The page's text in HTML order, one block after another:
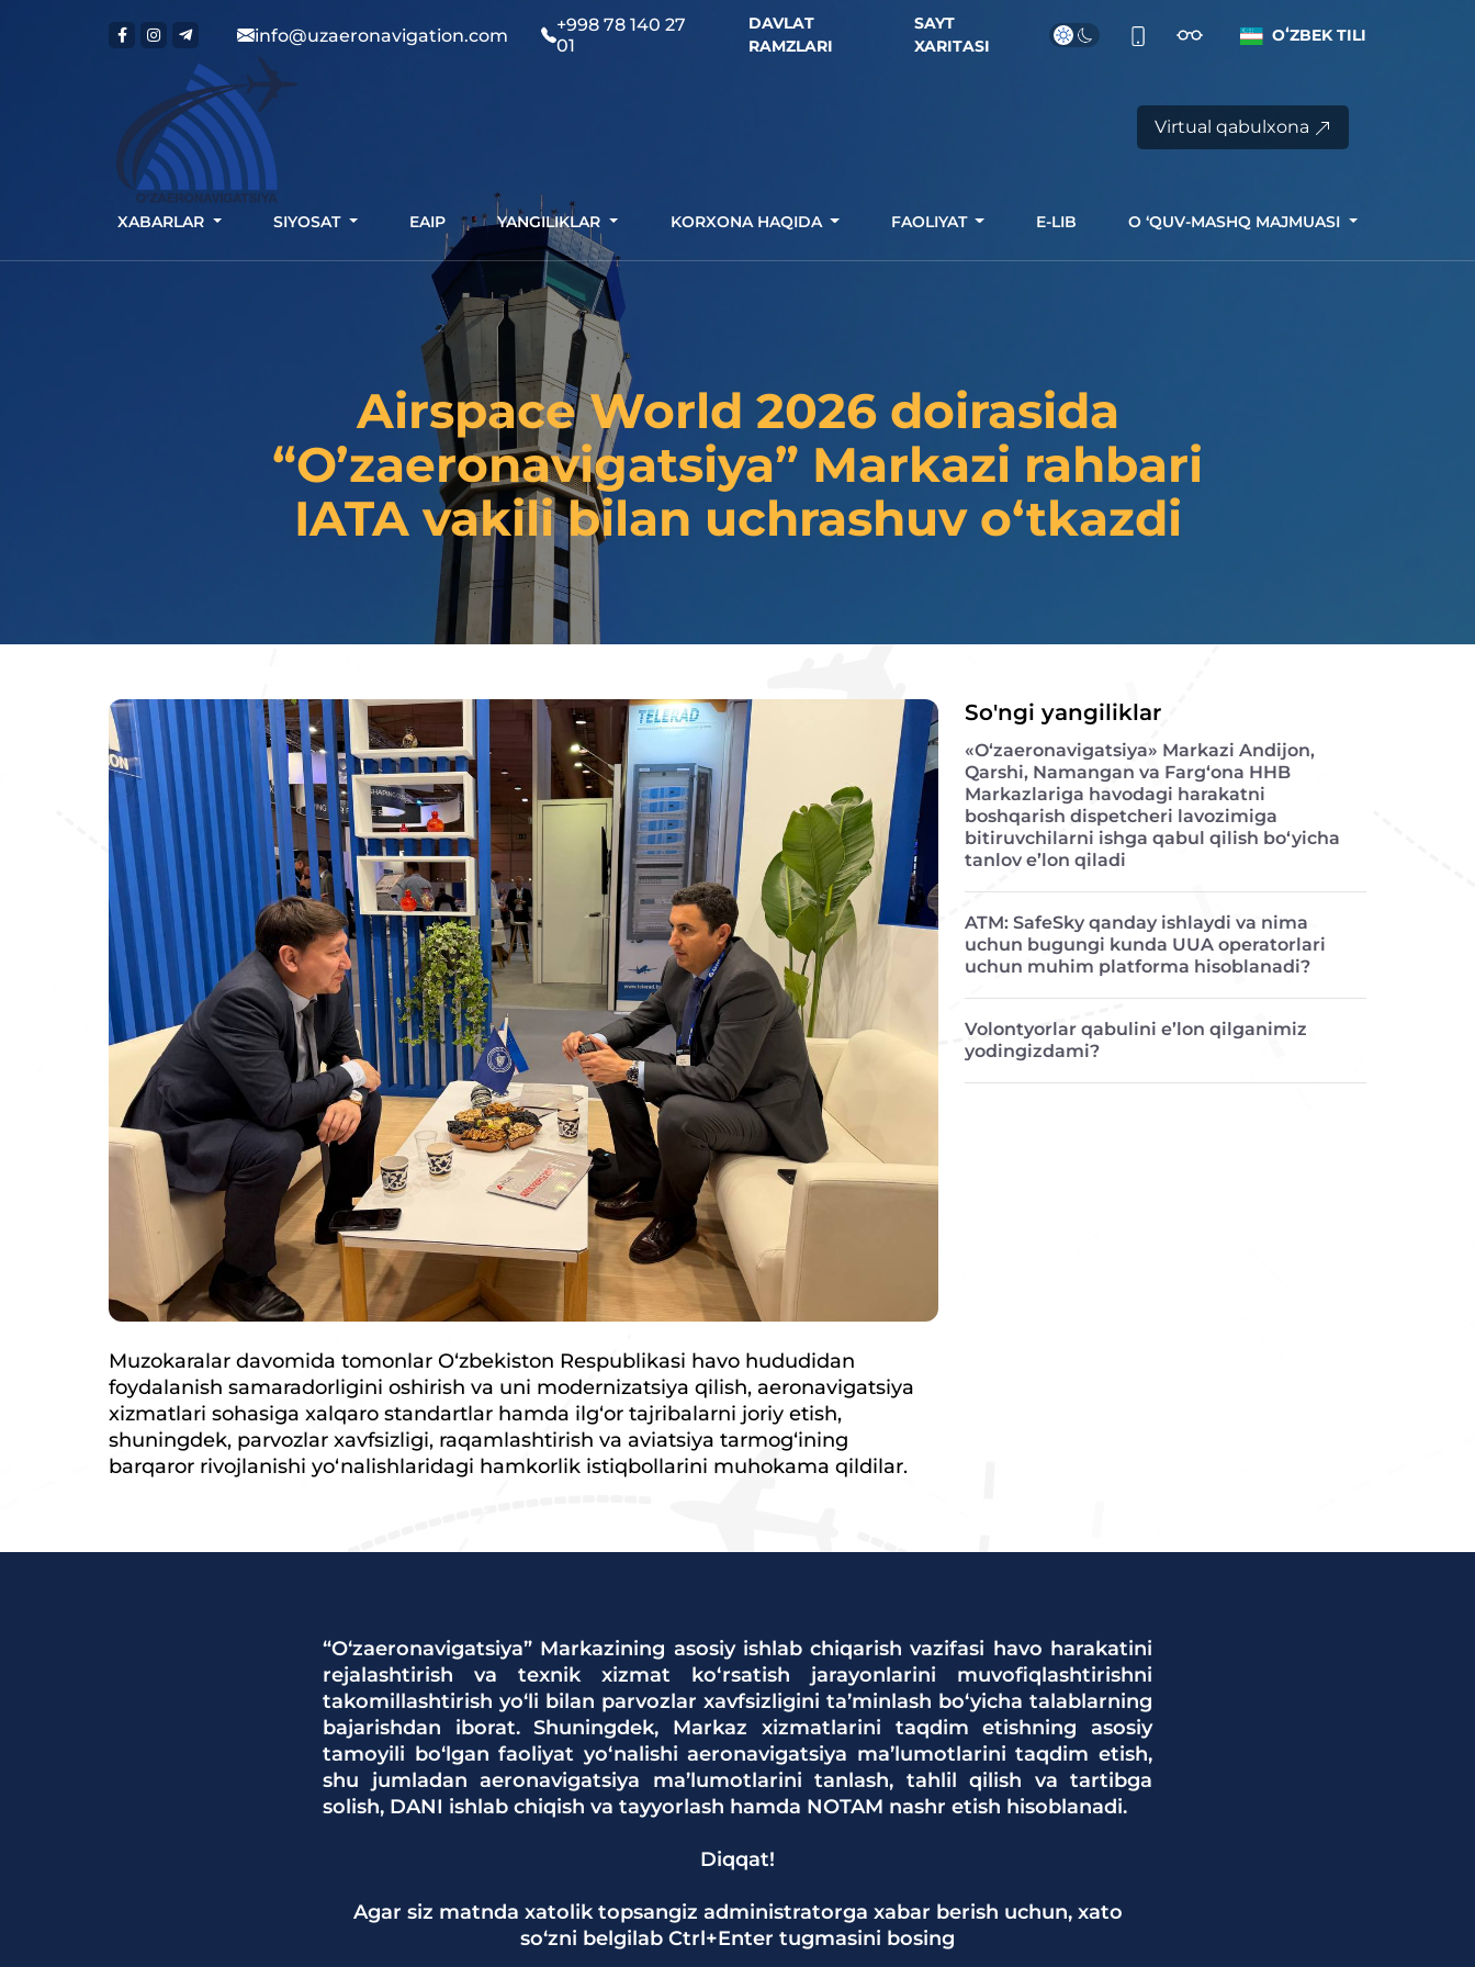
info@uzaeronavigation.com
+998 78 140 27
01
DAVLAT
RAMZLARI
SAYT
XARITASI
OʻZBEK TILI
Virtual qabulxona
XABARLAR SIYOSAT EAIP YANGILIKLAR KORXONA HAQIDA FAOLIYAT E-LIB O ‘QUV-MASHQ MAJMUASI
Airspace World 2026 doirasida
“O’zaeronavigatsiya” Markazi rahbari
IATA vakili bilan uchrashuv o‘tkazdi
Muzokaralar davomida tomonlar O‘zbekiston Respublikasi havo hududidan
foydalanish samaradorligini oshirish va uni modernizatsiya qilish, aeronavigatsiya
xizmatlari sohasiga xalqaro standartlar hamda ilg‘or tajribalarni joriy etish,
shuningdek, parvozlar xavfsizligi, raqamlashtirish va aviatsiya tarmog‘ining
barqaror rivojlanishi yo‘nalishlaridagi hamkorlik istiqbollarini muhokama qildilar.
So'ngi yangiliklar
«O‘zaeronavigatsiya» Markazi Andijon,
Qarshi, Namangan va Farg‘ona HHB
Markazlariga havodagi harakatni
boshqarish dispetcheri lavozimiga
bitiruvchilarni ishga qabul qilish bo‘yicha
tanlov e’lon qiladi
ATM: SafeSky qanday ishlaydi va nima
uchun bugungi kunda UUA operatorlari
uchun muhim platforma hisoblanadi?
Volontyorlar qabulini e’lon qilganimiz
yodingizdami?
“O‘zaeronavigatsiya” Markazining asosiy ishlab chiqarish vazifasi havo harakatini
rejalashtirish va texnik xizmat ko‘rsatish jarayonlarini muvofiqlashtirishni
takomillashtirish yo‘li bilan parvozlar xavfsizligini ta’minlash bo‘yicha talablarning
bajarishdan iborat. Shuningdek, Markaz xizmatlarini taqdim etishning asosiy
tamoyili bo‘lgan faoliyat yo‘nalishi aeronavigatsiya ma’lumotlarini taqdim etish,
shu jumladan aeronavigatsiya ma’lumotlarini tanlash, tahlil qilish va tartibga
solish, DANI ishlab chiqish va tayyorlash hamda NOTAM nashr etish hisoblanadi.
Diqqat!
Agar siz matnda xatolik topsangiz administratorga xabar berish uchun, xato
so‘zni belgilab Ctrl+Enter tugmasini bosing